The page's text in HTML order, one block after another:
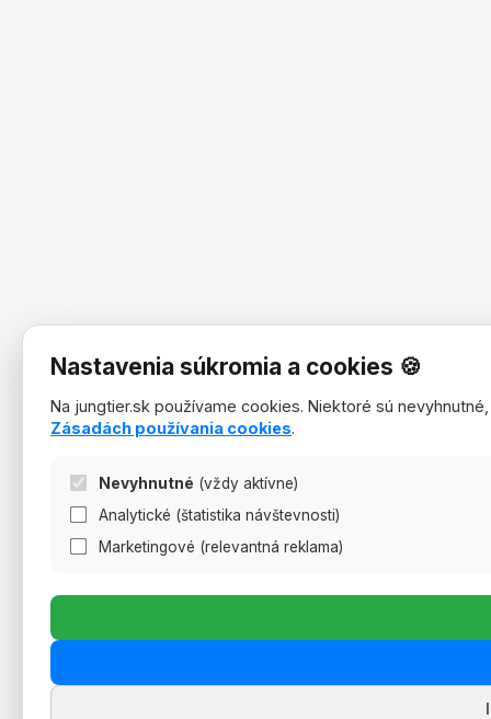
Nastavenia súkromia a cookies 🍪
Na jungtier.sk používame cookies. Niektoré sú
Zásadách používania cookies.
Nevyhnutné (vždy aktívne)
Analytické (štatistika návštevnosti)
Marketingové (relevantná reklama)